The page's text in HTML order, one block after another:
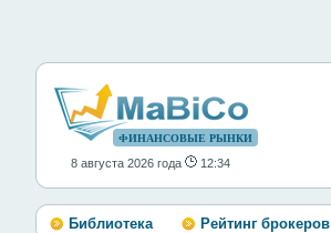
ФИНАНСОВЫЕ РЫНКИ
8 августа 2026 года 12:34
Библиотека Рейтинг брокеров